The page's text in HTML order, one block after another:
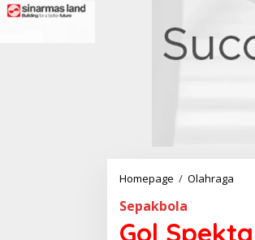
Homepage / Olahraga
p
Sepakbola
Gol